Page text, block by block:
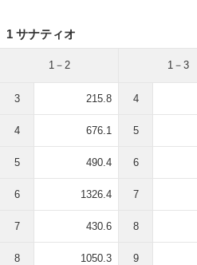
1 サナティオ
1－2
3 215.8
4 676.1
5 490.4
6 1326.4
7 430.6
8 1050.3
1－3
4
5
6
7
8
9